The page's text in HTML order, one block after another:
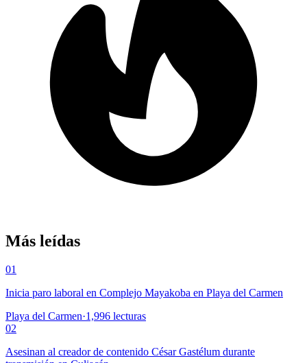
Más leídas
01
Inicia paro laboral en Complejo Mayakoba en Playa del Carmen
Playa del Carmen·1,996 lecturas
02
Asesinan al creador de contenido César Gastélum durante